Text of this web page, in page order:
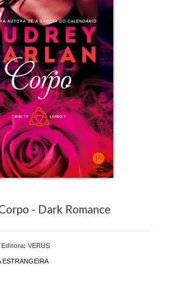
- Dark Romance
Editora: VERUS
ESTRANGEIRA